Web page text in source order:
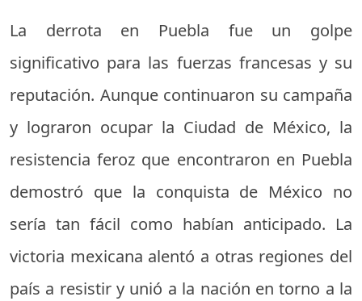
La derrota en Puebla fue un golpe
significativo para las fuerzas francesas y su
reputación. Aunque continuaron su campaña
y lograron ocupar la Ciudad de México, la
resistencia feroz que encontraron en Puebla
demostró que la conquista de México no
sería tan fácil como habían anticipado. La
victoria mexicana alentó a otras regiones del
país a resistir y unió a la nación en torno a la